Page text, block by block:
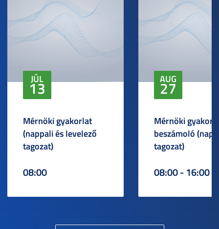
JÚL
13
Mérnöki gyakorlat
(nappali és levelező
tagozat)
08:00
AUG
27
Mérnöki
beszámoló
tagozat)
08:00 - 16:00